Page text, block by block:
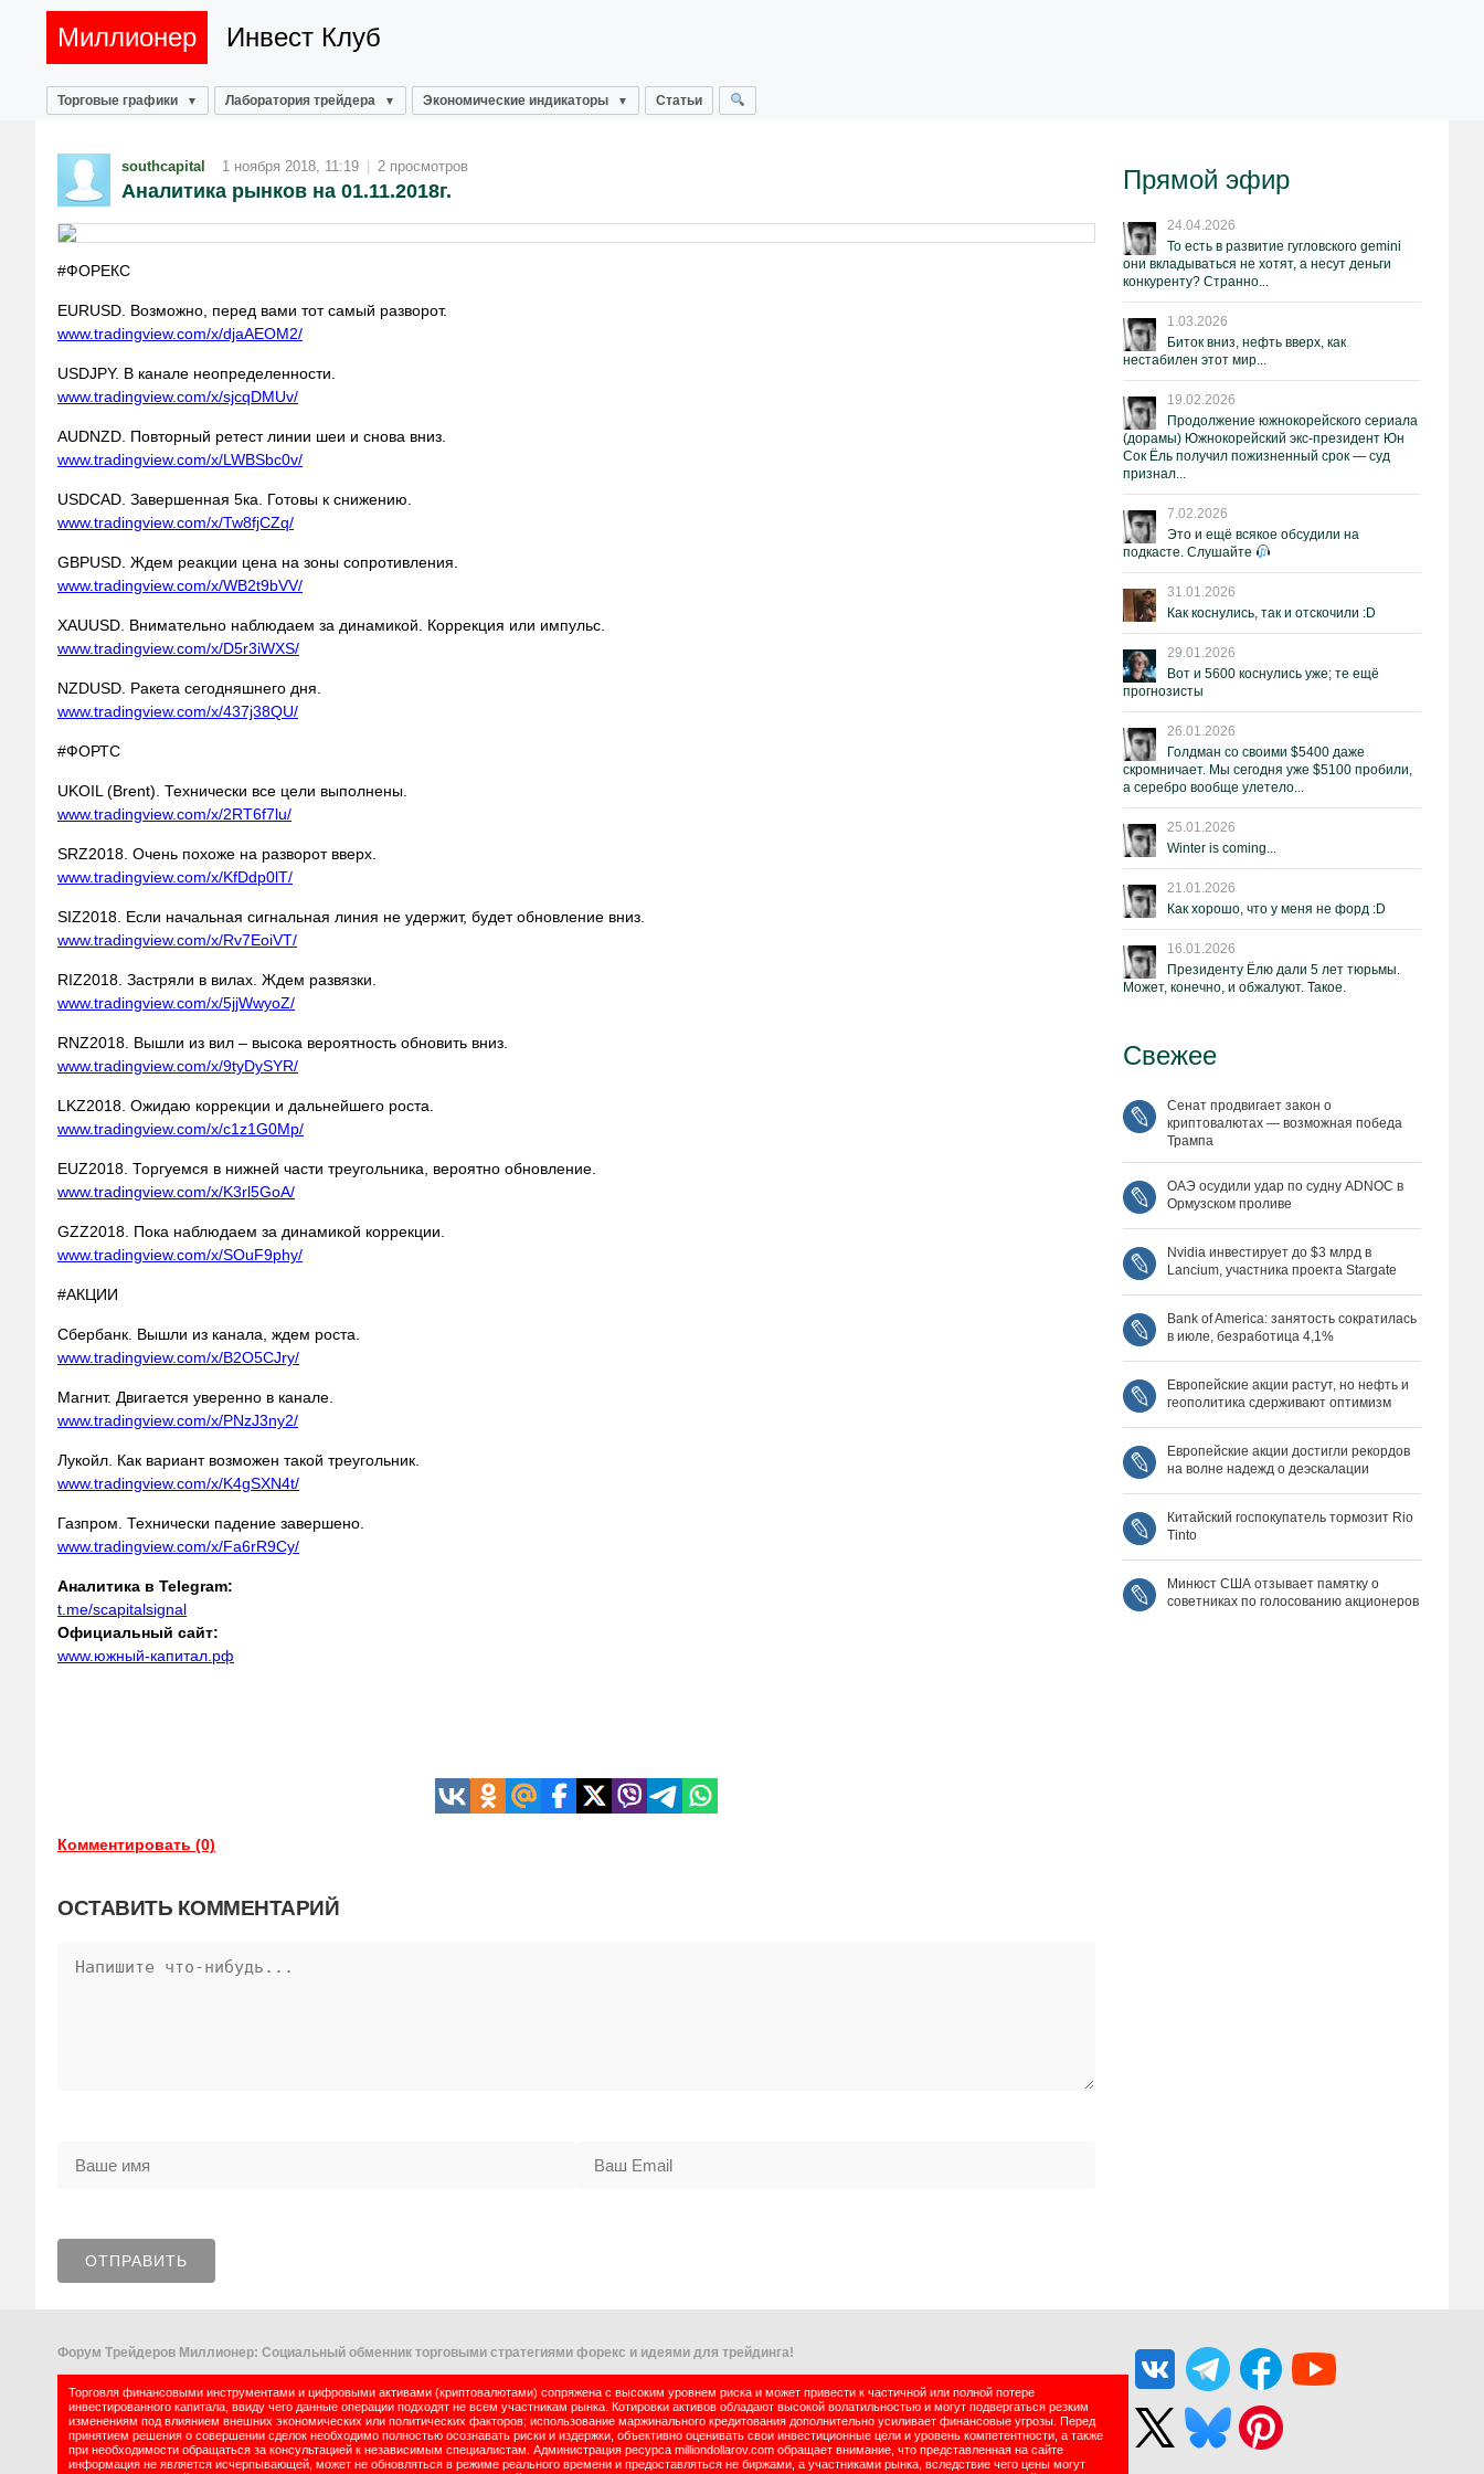
Миллионер Инвест Клуб
Торговые графики Лаборатория трейдера Экономические индикаторы Статьи
southcapital 1 ноября 2018, 11:19 | 2 просмотров
Аналитика рынков на 01.11.2018г.
#ФОРЕКС
EURUSD. Возможно, перед вами тот самый разворот.
www.tradingview.com/x/djaAEOM2/
USDJPY. В канале неопределенности.
www.tradingview.com/x/sjcqDMUv/
AUDNZD. Повторный ретест линии шеи и снова вниз.
www.tradingview.com/x/LWBSbc0v/
USDCAD. Завершенная 5ка. Готовы к снижению.
www.tradingview.com/x/Tw8fjCZq/
GBPUSD. Ждем реакции цена на зоны сопротивления.
www.tradingview.com/x/WB2t9bVV/
XAUUSD. Внимательно наблюдаем за динамикой. Коррекция или импульс.
www.tradingview.com/x/D5r3iWXS/
NZDUSD. Ракета сегодняшнего дня.
www.tradingview.com/x/437j38QU/
#ФОРТС
UKOIL (Brent). Технически все цели выполнены.
www.tradingview.com/x/2RT6f7lu/
SRZ2018. Очень похоже на разворот вверх.
www.tradingview.com/x/KfDdp0lT/
SIZ2018. Если начальная сигнальная линия не удержит, будет обновление вниз.
www.tradingview.com/x/Rv7EoiVT/
RIZ2018. Застряли в вилах. Ждем развязки.
www.tradingview.com/x/5jjWwyoZ/
RNZ2018. Вышли из вил – высока вероятность обновить вниз.
www.tradingview.com/x/9tyDySYR/
LKZ2018. Ожидаю коррекции и дальнейшего роста.
www.tradingview.com/x/c1z1G0Mp/
EUZ2018. Торгуемся в нижней части треугольника, вероятно обновление.
www.tradingview.com/x/K3rl5GoA/
GZZ2018. Пока наблюдаем за динамикой коррекции.
www.tradingview.com/x/SOuF9phy/
#АКЦИИ
Сбербанк. Вышли из канала, ждем роста.
www.tradingview.com/x/B2O5CJry/
Магнит. Двигается уверенно в канале.
www.tradingview.com/x/PNzJ3ny2/
Лукойл. Как вариант возможен такой треугольник.
www.tradingview.com/x/K4gSXN4t/
Газпром. Технически падение завершено.
www.tradingview.com/x/Fa6rR9Cy/
Аналитика в Telegram:
t.me/scapitalsignal
Официальный сайт:
www.южный-капитал.рф
Комментировать (0)
ОСТАВИТЬ КОММЕНТАРИЙ
Прямой эфир
24.04.2026
То есть в развитие гугловского gemini
они вкладываться не хотят, а несут деньги
конкуренту? Странно...
1.03.2026
Биток вниз, нефть вверх, как
нестабилен этот мир...
19.02.2026
Продолжение южнокорейского сериала
(дорамы) Южнокорейский экс-президент Юн
Сок Ёль получил пожизненный срок — суд
признал...
7.02.2026
Это и ещё всякое обсудили на
подкасте. Слушайте
31.01.2026
Как коснулись, так и отскочили :D
29.01.2026
Вот и 5600 коснулись уже; те ещё
прогнозисты
26.01.2026
Голдман со своими $5400 даже
скромничает. Мы сегодня уже $5100 пробили,
а серебро вообще улетело...
25.01.2026
Winter is coming...
21.01.2026
Как хорошо, что у меня не форд :D
16.01.2026
Президенту Ёлю дали 5 лет тюрьмы.
Может, конечно, и обжалуют. Такое.
Свежее
Сенат продвигает закон о
криптовалютах — возможная победа
Трампа
ОАЭ осудили удар по судну ADNOC в
Ормузском проливе
Nvidia инвестирует до $3 млрд в
Lancium, участника проекта Stargate
Bank of America: занятость сократилась
в июле, безработица 4,1%
Европейские акции растут, но нефть и
геополитика сдерживают оптимизм
Европейские акции достигли рекордов
на волне надежд о деэскалации
Китайский госпокупатель тормозит Rio
Tinto
Минюст США отзывает памятку о
советниках по голосованию акционеров
Форум Трейдеров Миллионер: Социальный обменник торговыми стратегиями форекс и идеями для трейдинга!
Торговля финансовыми инструментами и цифровыми активами (криптовалютами) сопряжена с высоким уровнем риска и может привести к частичной или полной потере
инвестированного капитала, ввиду чего данные операции подходят не всем участникам рынка. Котировки активов обладают высокой волатильностью и могут подвергаться резким
изменениям под влиянием внешних экономических или политических факторов; использование маржинального кредитования дополнительно усиливает финансовые угрозы. Перед
принятием решения о совершении сделок необходимо полностью осознавать риски и издержки, объективно оценивать свои инвестиционные цели и уровень компетентности, а также
при необходимости обращаться за консультацией к независимым специалистам. Администрация ресурса milliondollarov.com обращает внимание, что представленная на сайте
информация не является исчерпывающей, может не обновляться в режиме реального времени и предоставляться не биржами, а участниками рынка, вследствие чего цены могут